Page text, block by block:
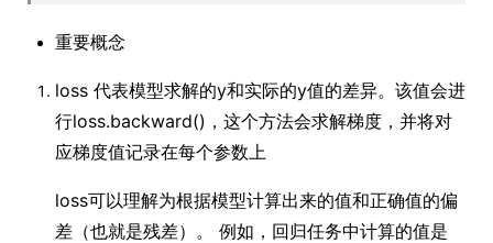
重要概念
loss 代表模型求解的y和实际的y值的差异。该值会进
行loss.backward()，这个方法会求解梯度，并将对
应梯度值记录在每个参数上
loss可以理解为根据模型计算出来的值和正确值的偏
差（也就是残差）。 例如，回归任务中计算的值是